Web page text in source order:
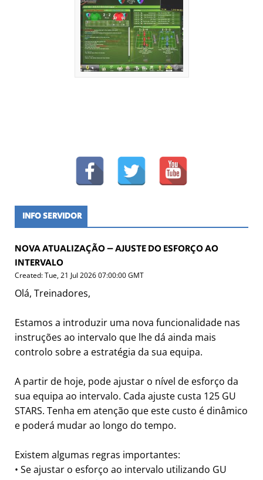
INFO SERVIDOR
NOVA ATUALIZAÇÃO – AJUSTE DO ESFORÇO AO
INTERVALO
Created: Tue, 21 Jul 2026 07:00:00 GMT
Olá, Treinadores,
Estamos a introduzir uma nova funcionalidade nas
instruções ao intervalo que lhe dá ainda mais
controlo sobre a estratégia da sua equipa.
A partir de hoje, pode ajustar o nível de esforço da
sua equipa ao intervalo. Cada ajuste custa 125 GU
STARS. Tenha em atenção que este custo é dinâmico
e poderá mudar ao longo do tempo.
Existem algumas regras importantes:
• Se ajustar o esforço ao intervalo utilizando GU